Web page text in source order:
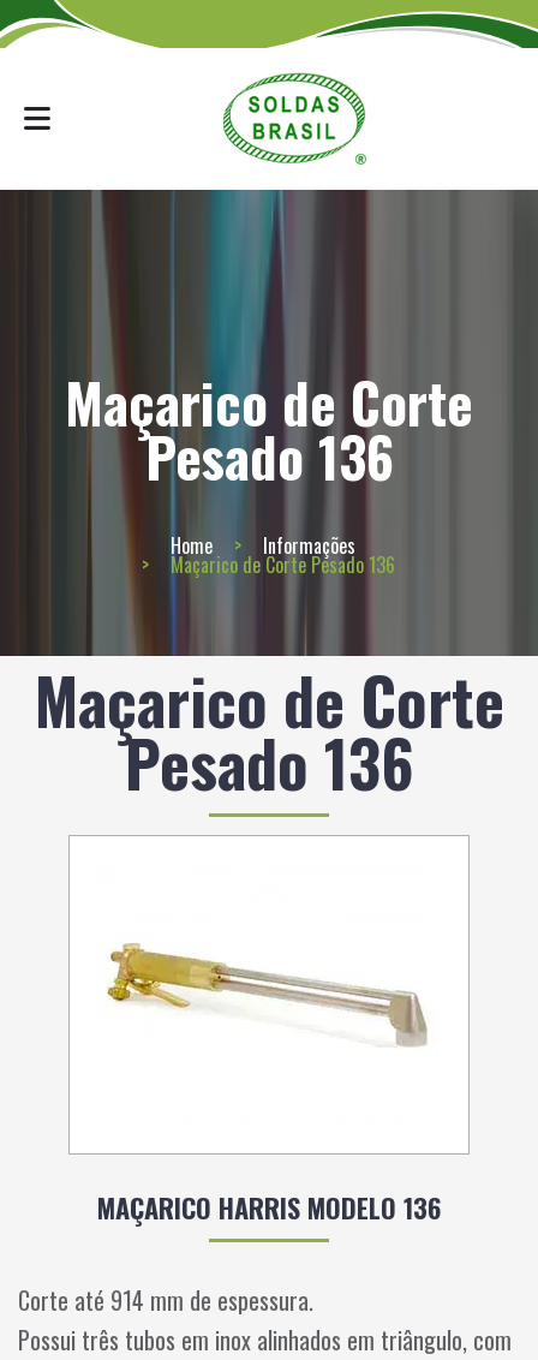
Maçarico de Corte
Pesado 136
Home Informações
Maçarico de Corte Pesado 136
Maçarico de Corte
Pesado 136
MAÇARICO HARRIS MODELO 136
Corte até 914 mm de espessura.
Possui três tubos em inox alinhados em triângulo, com